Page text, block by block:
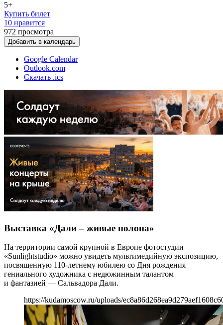
5+
Купить билет
10 нравится
972 просмотра
Добавить в календарь
Google Calendar
Outlook.com
Скачать .ics
Выставка «Дали – живые полона»
На территории самой крупной в Европе фотостудии
«Sunlightstudio» можно увидеть мультимедийную экспозицию,
посвященную 110-летнему юбилею со Дня рождения
гениального художника с недюжинным талантом
и фантазией — Сальвадора Дали.
https://kudamoscow.ru/uploads/